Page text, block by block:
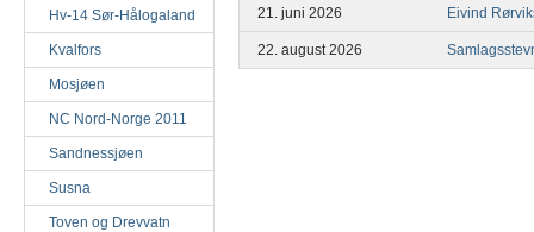
Hv-14 Sør-Hålogaland
Kvalfors
Mosjøen
NC Nord-Norge 2011
Sandnessjøen
Susna
Toven og Drevvatn
21. juni 2026 Eivind
22. august 2026